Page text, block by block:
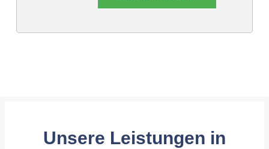
Unsere Leistungen in